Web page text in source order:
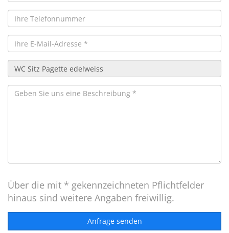
Über die mit * gekennzeichneten Pflichtfelder
hinaus sind weitere Angaben freiwillig.